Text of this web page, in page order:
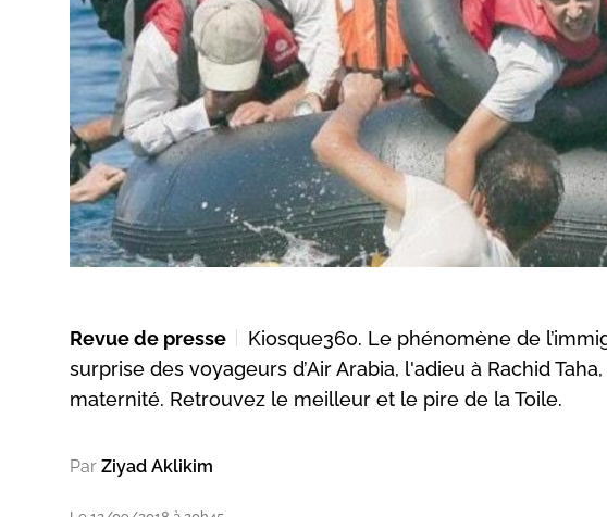
Revue de presse
Kiosque360. Le phénomène de
surprise des voyageurs d’Air Arabia, l'adieu à Rachid
maternité. Retrouvez le meilleur et le pire de la Toile.
Par Ziyad Aklikim